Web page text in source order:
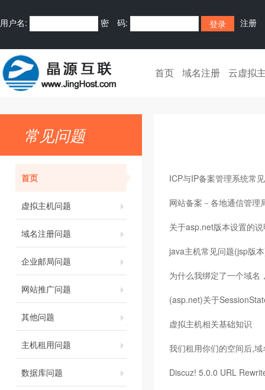
用户名: 密 码: 注册
首页 域名注册 云虚拟
常见问题
首页
虚拟主机问题
域名注册问题
企业邮局问题
网站推广问题
其他问题
主机租用问题
数据库问题
ICP与IP备案管理系统常
网站备案－各地通信管理
关于asp.net版本设置的
java主机常见问题(jsp版
为什么我绑定了一个域名
(asp.net)关于
虚拟主机相关基础知识
我们租用你们的空间后,
Discuz! 5.0.0 URL